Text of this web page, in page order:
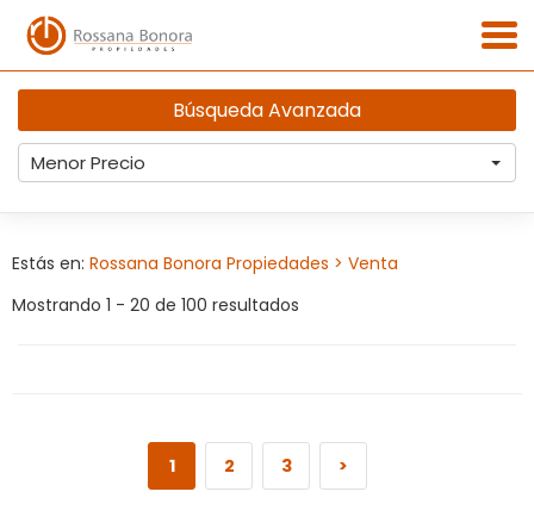
Búsqueda Avanzada
Menor Precio
Estás en: Rossana Bonora Propiedades > Venta
Mostrando 1 - 20 de 100 resultados
1 2 3 >